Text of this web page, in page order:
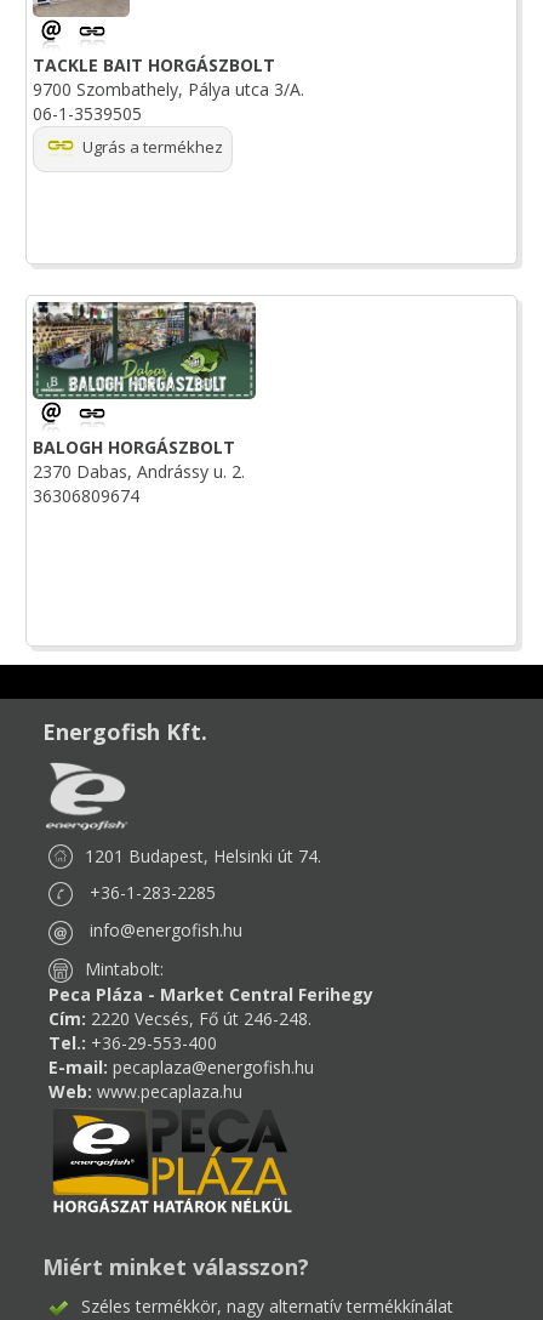
TACKLE BAIT HORGÁSZBOLT
9700 Szombathely, Pálya utca 3/A.
06-1-3539505
Ugrás a termékhez
BALOGH HORGÁSZBOLT
2370 Dabas, Andrássy u. 2.
36306809674
Energofish Kft.
1201 Budapest, Helsinki út 74.
+36-1-283-2285
info@energofish.hu
Mintabolt:
Peca Pláza - Market Central Ferihegy
Cím: 2220 Vecsés, Fő út 246-248.
Tel.: +36-29-553-400
E-mail: pecaplaza@energofish.hu
Web: www.pecaplaza.hu
Miért minket válasszon?
Széles termékkör, nagy alternatív termékkínálat